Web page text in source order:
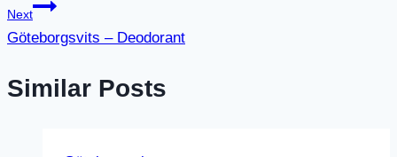
Next
Göteborgsvits – Deodorant
Similar Posts